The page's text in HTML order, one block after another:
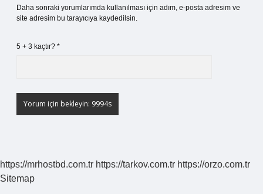
Daha sonraki yorumlarımda kullanılması için adım, e-posta adresim ve
site adresim bu tarayıcıya kaydedilsin.
5 + 3 kaçtır? *
https://mrhostbd.com.tr https://tarkov.com.tr https://orzo.com.tr
Sitemap